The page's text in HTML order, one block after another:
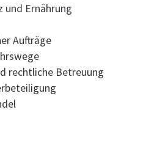
und Ernährung
Aufträge
rechtliche Betreuung